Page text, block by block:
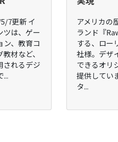
7更新 イ
ツは、ゲー
ン、教育コ
材など、
されるデジ
...
アメリカの
ランド『
する、ロー
社様。デザ
できるオリ
提供してい
タ...